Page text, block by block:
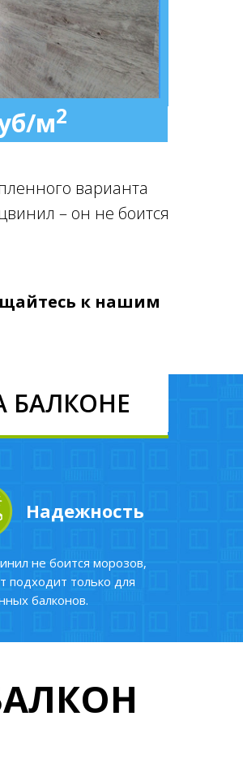
варианта
– он не боится
к нашим
м2
не боится морозов,
подходит только для
балконов.
Надежность